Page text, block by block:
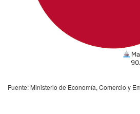
Fuente: Ministerio de Economía, Comercio y